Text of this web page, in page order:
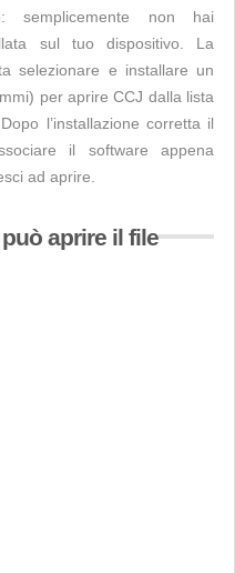
non hai
sul tuo dispositivo. La
selezionare e installare un
per aprire CCJ dalla lista
l’installazione corretta il
il software appena
ad aprire.
aprire il file